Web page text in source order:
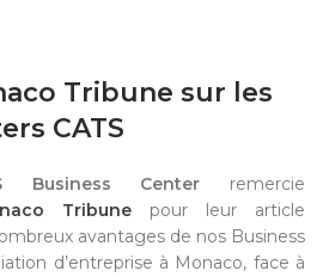
Tribune sur les
CATS
Business Center remercie
Tribune pour leur article
avantages de nos Business
d’entreprise à Monaco, face à